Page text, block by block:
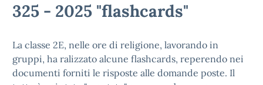
325 - 2025 "flashcards"
La classe 2E, nelle ore di religione, lavorando in
gruppi, ha ralizzato alcune flashcards, reperendo nei
documenti forniti le risposte alle domande poste. Il